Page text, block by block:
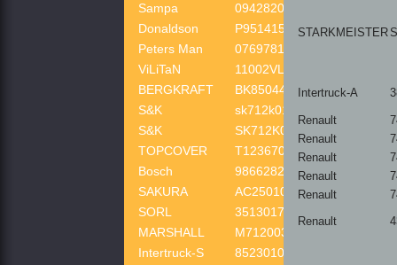
Sampa
09428201
Donaldson
P951415
Peters Man
07697810A
ViLiTaN
11002VLT
BERGKRAFT
BK8504416
S&K
sk712k014
S&K
SK712K014
TOPCOVER
T12367001
Bosch
986628255
SAKURA
AC25010
SORL
35130170170
MARSHALL
M7120032
Intertruck-S
8523010SX
STARKMEISTER
Intertruck-A
Renault
Renault
Renault
Renault
Renault
Renault